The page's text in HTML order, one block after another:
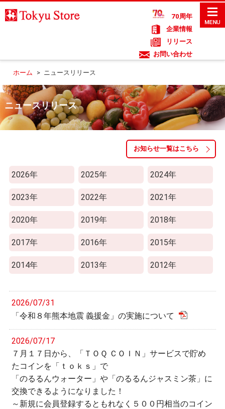
70周年
企業情報
リリース
お問い合わせ
ホーム > ニュースリリース
ニュースリリース
お知らせ一覧はこちら
2026年 2025年 2024年
2023年 2022年 2021年
2020年 2019年 2018年
2017年 2016年 2015年
2014年 2013年 2012年
2026/07/31
「令和８年熊本地震 義援金」の実施について
2026/07/17
７月１７日から、「ＴＯＱ ＣＯＩＮ」サービスで貯め
たコインを「ｔｏｋｓ」で
「のるるんウォーター」や「のるるんジャスミン茶」に
交換できるようになりました！
～新規に会員登録するともれなく５００円相当のコイン